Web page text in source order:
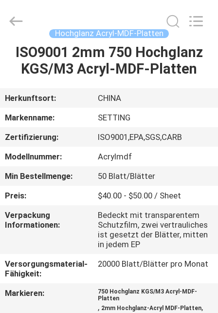
HAUS
ÜBER
UNS
FABRIK-
AUSFLUG
TRETEN
SIE
UNS
IN
VERBINDUNG
Decorating
material
Reserved.
Hochglanz Acryl-MDF-Platten
ISO9001 2mm 750 Hochglanz
KGS/M3 Acryl-MDF-Platten
Herkunftsort:
CHINA
Markenname:
SETTING
Zertifizierung:
ISO9001,EPA,SGS,CARB
Modellnummer:
Acrylmdf
Min Bestellmenge:
50 Blatt/Blätter
Preis:
$40.00 - $50.00 / Sheet
Verpackung
Informationen:
Bedeckt mit transparentem
Schutzfilm, zwei vertrauliches
ist gesetzt der Blätter, mitten
in jedem EP
Versorgungsmaterial-
Fähigkeit:
20000 Blatt/Blätter pro Monat
Markieren:
750 Hochglanz KGS/M3 Acryl-MDF-
Platten
, 2mm Hochglanz-Acryl MDF-Platten,